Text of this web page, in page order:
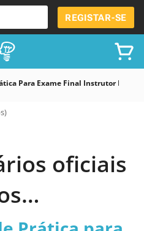
REGISTAR-SE
Para Exame Final Instrutor De
oficiais